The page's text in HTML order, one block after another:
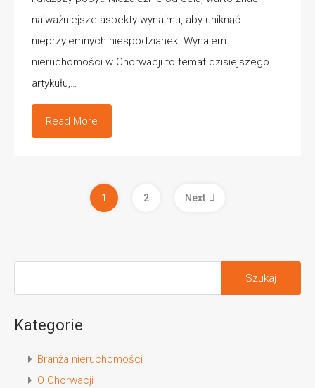
najważniejsze aspekty wynajmu, aby uniknąć
nieprzyjemnych niespodzianek. Wynajem
nieruchomości w Chorwacji to temat dzisiejszego
artykułu,…
Read More
1 2 Next
Kategorie
Branża nieruchomości
O Chorwacji